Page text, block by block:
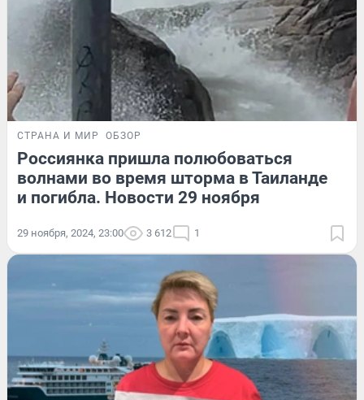
СТРАНА И МИР ОБЗОР
Россиянка пришла полюбоваться
волнами во время шторма в Таиланде
и погибла. Новости 29 ноября
29 ноября, 2024, 23:00 3 612 1